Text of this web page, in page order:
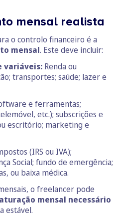
mensal realista
o controlo financeiro é a
mensal. Este deve incluir:
variáveis: Renda ou
transportes; saúde; lazer e
e ferramentas;
etc.); subscrições e
escritório; marketing e
(IRS ou IVA);
Social; fundo de emergência;
ou baixa médica.
o freelancer pode
mensal necessário
estável.